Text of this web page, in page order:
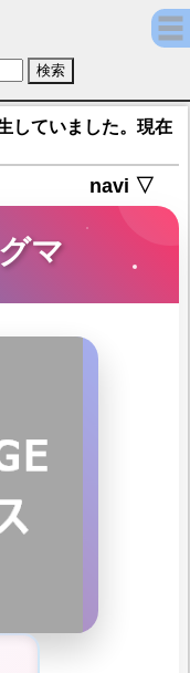
：小鹿なお)【け
していました。現在
navi ▽
マ